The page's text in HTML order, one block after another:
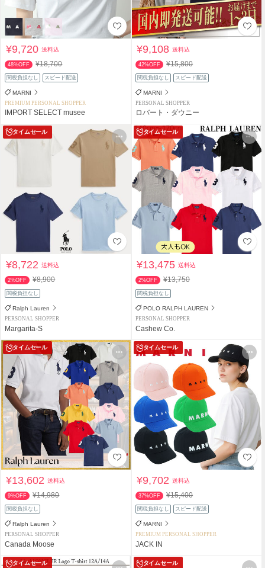
¥9,720送料込
48%OFF ¥18,700
関税負担なし スピード配送
MARNI
PREMIUM PERSONAL SHOPPER
IMPORT SELECT musee
¥9,108送料込
42%OFF ¥15,800
関税負担なし スピード配送
MARNI
PERSONAL SHOPPER
ロバート・ダウニー
タイムセール
¥8,722送料込
2%OFF ¥8,900
関税負担なし
Ralph Lauren
PERSONAL SHOPPER
Margarita-S
タイムセール
¥13,475送料込
2%OFF ¥13,750
関税負担なし
POLO RALPH LAUREN
PERSONAL SHOPPER
Cashew Co.
タイムセール
¥13,602送料込
9%OFF ¥14,980
関税負担なし
Ralph Lauren
PERSONAL SHOPPER
Canada Moose
タイムセール
¥9,702送料込
37%OFF ¥15,400
関税負担なし スピード配送
MARNI
PREMIUM PERSONAL SHOPPER
JACK IN
タイムセール タイムセール